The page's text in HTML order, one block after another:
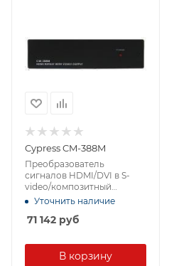
Cypress CM-388M
Преобразователь
сигналов HDMI/DVI в S-
video/композитный
видеосигнал с
деэмбеддером
Уточнить наличие
71 142 руб
В корзину